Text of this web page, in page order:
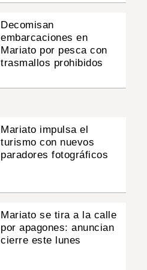
Decomisan
embarcaciones en
Mariato por pesca con
trasmallos prohibidos
Mariato impulsa el
turismo con nuevos
paradores fotográficos
Mariato se tira a la calle
por apagones: anuncian
cierre este lunes